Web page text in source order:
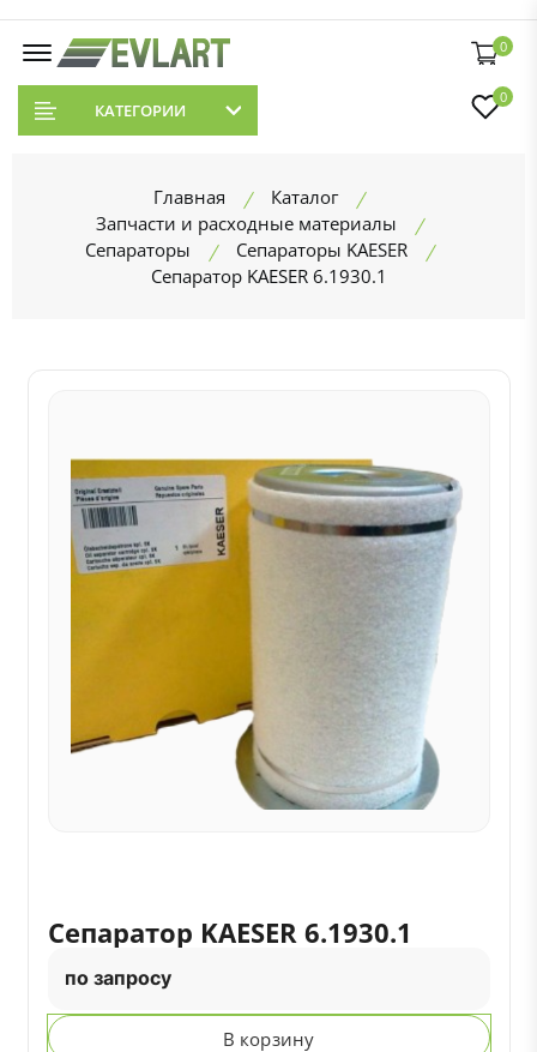
0
КАТЕГОРИИ
0
Главная
Каталог
Запчасти и расходные материалы
Сепараторы
Сепараторы KAESER
Сепаратор KAESER 6.1930.1
Сепаратор KAESER 6.1930.1
по запросу
В корзину